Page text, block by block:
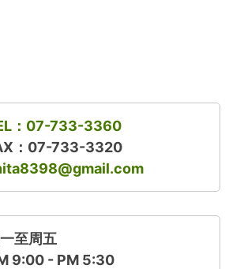
：07-733-3360
：07-733-3320
至周五
9:00 - PM 5:30